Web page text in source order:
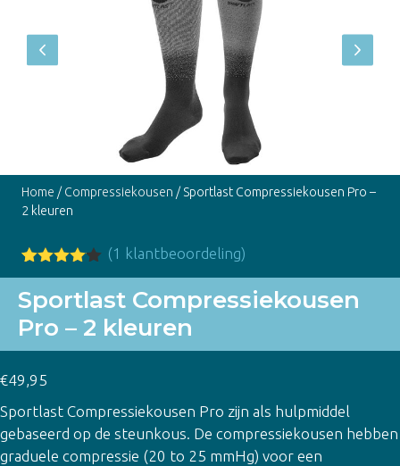
Home / Compressiekousen / Sportlast Compressiekousen Pro –
2 kleuren
Gewaarde
erd
4.00
op 5
gebasee
rd op
1
klant
g
(1 klantbeoordeling)
Sportlast Compressiekousen
Pro – 2 kleuren
€49,95
Sportlast Compressiekousen Pro zijn als hulpmiddel
gebaseerd op de steunkous. De compressiekousen hebben
graduele compressie (20 to 25 mmHg) voor een